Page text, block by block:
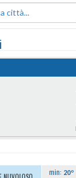
min: 20º